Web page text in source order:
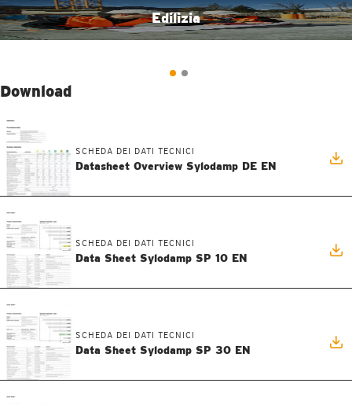
Edilizia
Download
SCHEDA DEI DATI TECNICI
Datasheet Overview Sylodamp DE EN
SCHEDA DEI DATI TECNICI
Data Sheet Sylodamp SP 10 EN
SCHEDA DEI DATI TECNICI
Data Sheet Sylodamp SP 30 EN